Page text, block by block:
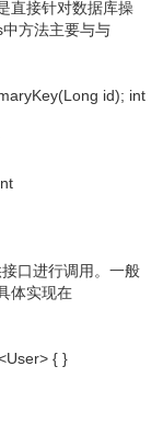
直接针对数据库操
方法主要与与
id); int
口进行调用。一般
体实现在
{ }